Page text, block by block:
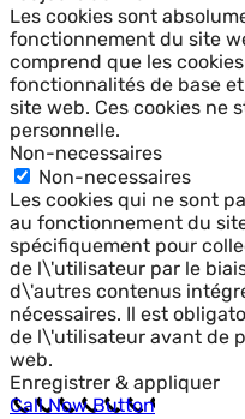
Les cookies sont
fonctionnement du site
comprend que les
fonctionnalités de base
site web. Ces cookies ne
personnelle.
Non-necessaires
Non-necessaires
Les cookies qui ne sont
au fonctionnement du
spécifiquement pour
de l\'utilisateur par le
d\'autres contenus
nécessaires. Il est
de l\'utilisateur avant de
web.
Enregistrer & appliquer
Call Now Button